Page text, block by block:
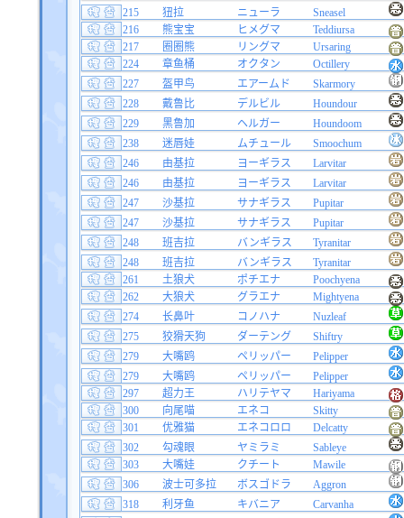
215
狃拉 ニューラ
Sneasel
216
熊宝宝 ヒメグマ
Teddiursa
217
圈圈熊 リングマ
Ursaring
224
章鱼桶 オクタン
Octillery
227
盔甲鸟 エアームド
Skarmory
228
戴鲁比 デルビル
Houndour
229
黑鲁加 ヘルガー
Houndoom
238
迷唇娃 ムチュール
Smoochum
246
由基拉 ヨーギラス
Larvitar
246
由基拉 ヨーギラス
Larvitar
247
沙基拉 サナギラス
Pupitar
247
沙基拉 サナギラス
Pupitar
248
班吉拉 バンギラス
Tyranitar
248
班吉拉 バンギラス
Tyranitar
261
土狼犬 ポチエナ
Poochyena
262
大狼犬 グラエナ
Mightyena
274
长鼻叶 コノハナ
Nuzleaf
275
狡猾天狗 ダーテング
Shiftry
279
大嘴鸥 ペリッパー
Pelipper
279
大嘴鸥 ペリッパー
Pelipper
297
超力王 ハリテヤマ
Hariyama
300
向尾喵 エネコ
Skitty
301
优雅猫 エネコロロ
Delcatty
302
勾魂眼 ヤミラミ
Sableye
303
大嘴娃 クチート
Mawile
306
波士可多拉 ボスゴドラ
Aggron
318
利牙鱼 キバニア Carvanha